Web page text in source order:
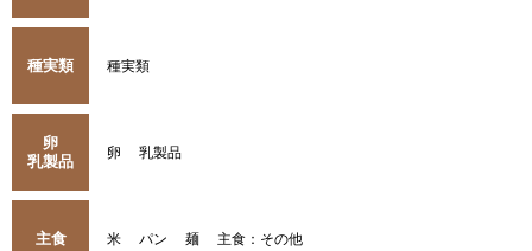
種実類 種実類
卵
乳製品
卵 乳製品
主食 米 パン 麺 主食：その他